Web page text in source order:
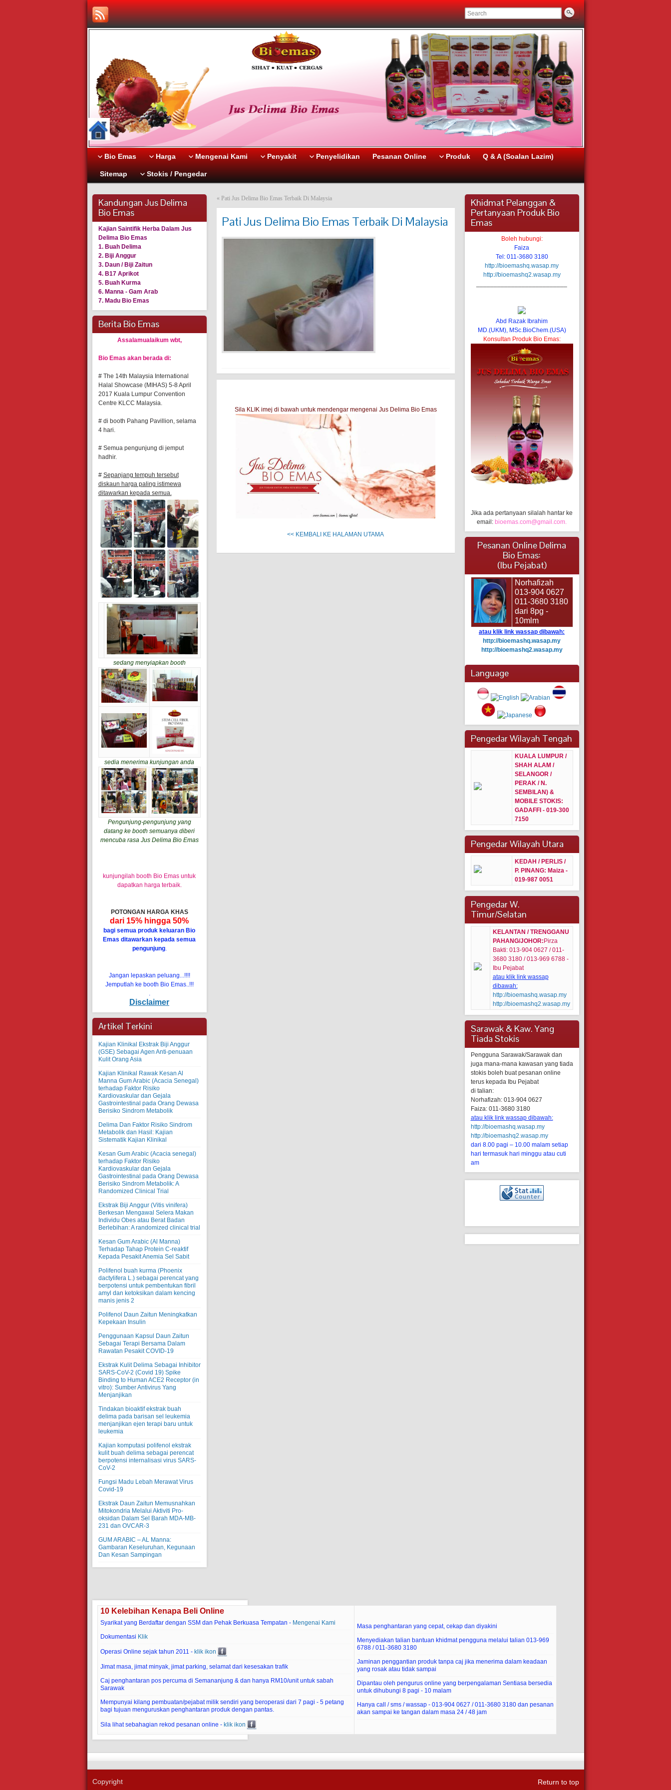
Bio Emas Harga Mengenai Kami Penyakit Penyelidikan Pesanan Online Produk Q & A (Soalan Lazim)
Sitemap Stokis / Pengedar
Kandungan Jus Delima
Bio Emas
Kajian Saintifik Herba Dalam Jus
Delima Bio Emas
1. Buah Delima
2. Biji Anggur
3. Daun / Biji Zaitun
4. B17 Aprikot
5. Buah Kurma
6. Manna - Gam Arab
7. Madu Bio Emas
Berita Bio Emas
Assalamualaikum wbt,
Bio Emas akan berada di:
# The 14th Malaysia International
Halal Showcase (MIHAS) 5-8 April
2017 Kuala Lumpur Convention
Centre KLCC Malaysia.
# di booth Pahang Pavillion, selama
4 hari.
# Semua pengunjung di jemput
hadhir.
# Sepanjang tempuh tersebut
diskaun harga paling istimewa
ditawarkan kepada semua.
sedang menyiapkan booth
sedia menerima kunjungan anda
Pengunjung-pengunjung yang
datang ke booth semuanya diberi
mencuba rasa Jus Delima Bio Emas
kunjungilah booth Bio Emas untuk
dapatkan harga terbaik.
POTONGAN HARGA KHAS
dari 15% hingga 50%
bagi semua produk keluaran Bio
Emas ditawarkan kepada semua
pengunjung.
Jangan lepaskan peluang...!!!!
Jemputlah ke booth Bio Emas..!!!
.
Disclaimer
Artikel Terkini
Kajian Klinikal Ekstrak Biji Anggur
(GSE) Sebagai Agen Anti-penuaan
Kulit Orang Asia
Kajian Klinikal Rawak Kesan Al
Manna Gum Arabic (Acacia Senegal)
terhadap Faktor Risiko
Kardiovaskular dan Gejala
Gastrointestinal pada Orang Dewasa
Berisiko Sindrom Metabolik
Delima Dan Faktor Risiko Sindrom
Metabolik dan Hasil: Kajian
Sistematik Kajian Klinikal
Kesan Gum Arabic (Acacia senegal)
terhadap Faktor Risiko
Kardiovaskular dan Gejala
Gastrointestinal pada Orang Dewasa
Berisiko Sindrom Metabolik: A
Randomized Clinical Trial
Ekstrak Biji Anggur (Vitis vinifera)
Berkesan Mengawal Selera Makan
Individu Obes atau Berat Badan
Berlebihan: A randomized clinical trial
Kesan Gum Arabic (Al Manna)
Terhadap Tahap Protein C-reaktif
Kepada Pesakit Anemia Sel Sabit
Polifenol buah kurma (Phoenix
dactylifera L.) sebagai perencat yang
berpotensi untuk pembentukan fibril
amyl dan ketoksikan dalam kencing
manis jenis 2
Polifenol Daun Zaitun Meningkatkan
Kepekaan Insulin
Penggunaan Kapsul Daun Zaitun
Sebagai Terapi Bersama Dalam
Rawatan Pesakit COVID-19
Ekstrak Kulit Delima Sebagai Inhibitor
SARS-CoV-2 (Covid 19) Spike
Binding to Human ACE2 Receptor (in
vitro): Sumber Antivirus Yang
Menjanjikan
Tindakan bioaktif ekstrak buah
delima pada barisan sel leukemia
menjanjikan ejen terapi baru untuk
leukemia
Kajian komputasi polifenol ekstrak
kulit buah delima sebagai perencat
berpotensi internalisasi virus SARS-
CoV-2
Fungsi Madu Lebah Merawat Virus
Covid-19
Ekstrak Daun Zaitun Memusnahkan
Mitokondria Melalui Aktiviti Pro-
oksidan Dalam Sel Barah MDA-MB-
231 dan OVCAR-3
GUM ARABIC – AL Manna:
Gambaran Keseluruhan, Kegunaan
Dan Kesan Sampingan
« Pati Jus Delima Bio Emas Terbaik Di Malaysia
Pati Jus Delima Bio Emas Terbaik Di Malaysia
Sila KLIK imej di bawah untuk mendengar mengenai Jus Delima Bio Emas
<< KEMBALI KE HALAMAN UTAMA
Khidmat Pelanggan &
Pertanyaan Produk Bio
Emas
Boleh hubungi:
Faiza
Tel: 011-3680 3180
http://bioemashq.wasap.my
http://bioemashq2.wasap.my
Abd Razak Ibrahim
MD.(UKM), MSc.BioChem.(USA)
Konsultan Produk Bio Emas:
Jika ada pertanyaan silalah hantar ke
email: bioemas.com@gmail.com.
Pesanan Online Delima
Bio Emas:
(Ibu Pejabat)
Norhafizah
013-904 0627
011-3680 3180
dari 8pg -
10mlm
atau klik link wassap dibawah:
http://bioemashq.wasap.my
http://bioemashq2.wasap.my
Language
Pengedar Wilayah Tengah
KUALA LUMPUR /
SHAH ALAM /
SELANGOR /
PERAK / N.
SEMBILAN) &
MOBILE STOKIS:
GADAFFI - 019-300
7150
Pengedar Wilayah Utara
KEDAH / PERLIS /
P. PINANG: Maiza -
019-987 0051
Pengedar W.
Timur/Selatan
KELANTAN / TRENGGANU
PAHANG/JOHOR: Pirza
Bakti: 013-904 0627 / 011-
3680 3180 / 013-969 6788 -
Ibu Pejabat
atau klik link wassap
dibawah:
http://bioemashq.wasap.my
http://bioemashq2.wasap.my
Sarawak & Kaw. Yang
Tiada Stokis
Pengguna Sarawak/Sarawak dan
juga mana-mana kawasan yang tiada
stokis boleh buat pesanan online
terus kepada Ibu Pejabat
di talian:
Norhafizah: 013-904 0627
Faiza: 011-3680 3180
atau klik link wassap dibawah:
http://bioemashq.wasap.my
http://bioemashq2.wasap.my
dari 8.00 pagi – 10.00 malam setiap
hari termasuk hari minggu atau cuti
am
10 Kelebihan Kenapa Beli Online
Syarikat yang Berdaftar dengan SSM dan Pehak Berkuasa Tempatan - Mengenai Kami
Dokumentasi Klik
Operasi Online sejak tahun 2011 - klik ikon
Jimat masa, jimat minyak, jimat parking, selamat dari kesesakan trafik
Caj penghantaran pos percuma di Semananjung & dan hanya RM10/unit untuk sabah
Sarawak
Mempunyai kilang pembuatan/pejabat milik sendiri yang beroperasi dari 7 pagi - 5 petang
bagi tujuan menguruskan penghantaran produk dengan pantas.
Sila lihat sebahagian rekod pesanan online - klik ikon
Masa penghantaran yang cepat, cekap dan diyakini
Menyediakan talian bantuan khidmat pengguna melalui talian 013-969
6788 / 011-3680 3180
Jaminan penggantian produk tanpa caj jika menerima dalam keadaan
yang rosak atau tidak sampai
Dipantau oleh pengurus online yang berpengalaman Sentiasa bersedia
untuk dihubungi 8 pagi - 10 malam
Hanya call / sms / wassap - 013-904 0627 / 011-3680 3180 dan pesanan
akan sampai ke tangan dalam masa 24 / 48 jam
Copyright Return to top